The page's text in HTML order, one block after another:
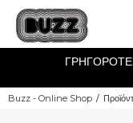
Buzz - Online Shop